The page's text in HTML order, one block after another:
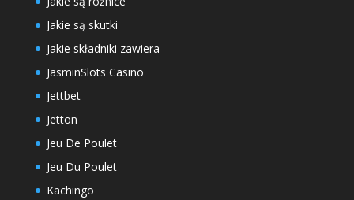
Jakie są skutki
Jakie składniki zawiera
JasminSlots Casino
Jettbet
Jetton
Jeu De Poulet
Jeu Du Poulet
Kachingo